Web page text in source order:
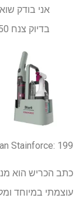
אני בודק
בדיוק צנח 150 דולר לפני יום ראש הממשלה
Stainforce: 199 דולר
כתב הכריש הוא
עוצמתי במיוחד